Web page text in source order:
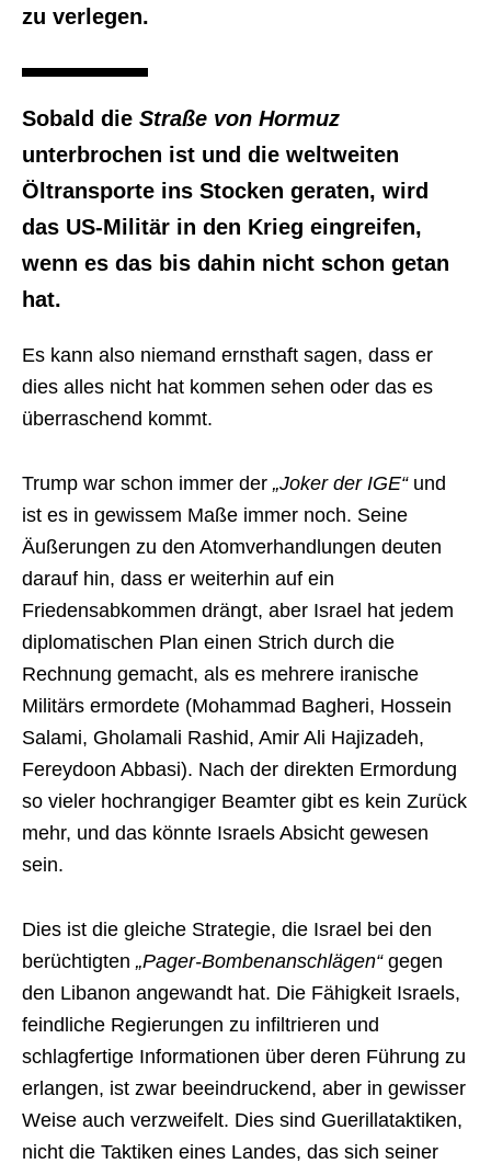
zu verlegen.
Sobald die Straße von Hormuz
unterbrochen ist und die weltweiten
Öltransporte ins Stocken geraten, wird
das US-Militär in den Krieg eingreifen,
wenn es das bis dahin nicht schon getan
hat.
Es kann also niemand ernsthaft sagen, dass er
dies alles nicht hat kommen sehen oder das es
überraschend kommt.
Trump war schon immer der „Joker der IGE“und
ist es in gewissem Maße immer noch. Seine
Äußerungen zu den Atomverhandlungen deuten
darauf hin, dass er weiterhin auf ein
Friedensabkommen drängt, aber Israel hat jedem
diplomatischen Plan einen Strich durch die
Rechnung gemacht, als es mehrere iranische
Militärs ermordete (Mohammad Bagheri, Hossein
Salami, Gholamali Rashid, Amir Ali Hajizadeh,
Fereydoon Abbasi). Nach der direkten Ermordung
so vieler hochrangiger Beamter gibt es kein Zurück
mehr, und das könnte Israels Absicht gewesen
sein.
Dies ist die gleiche Strategie, die Israel bei den
berüchtigten „Pager-Bombenanschlägen“gegen
den Libanon angewandt hat. Die Fähigkeit Israels,
feindliche Regierungen zu infiltrieren und
schlagfertige Informationen über deren Führung zu
erlangen, ist zwar beeindruckend, aber in gewisser
Weise auch verzweifelt. Dies sind Guerillataktiken,
nicht die Taktiken eines Landes, das sich seiner